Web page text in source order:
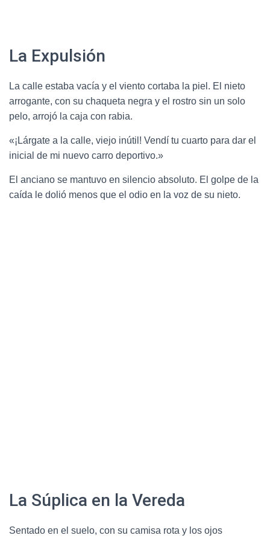
La Expulsión
La calle estaba vacía y el viento cortaba la piel. El nieto
arrogante, con su chaqueta negra y el rostro sin un solo
pelo, arrojó la caja con rabia.
«¡Lárgate a la calle, viejo inútil! Vendí tu cuarto para dar el
inicial de mi nuevo carro deportivo.»
El anciano se mantuvo en silencio absoluto. El golpe de la
caída le dolió menos que el odio en la voz de su nieto.
La Súplica en la Vereda
Sentado en el suelo, con su camisa rota y los ojos